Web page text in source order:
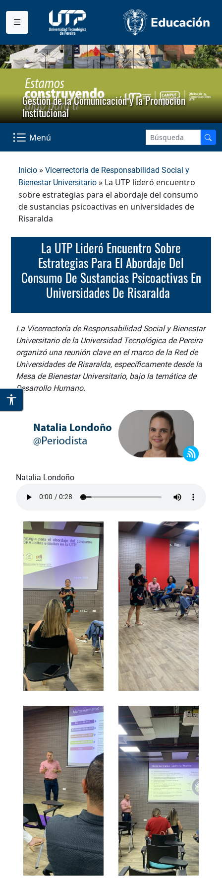
Gestión de la Comunicación y la Promoción
Institucional
Menú
Inicio » Vicerrectoria de Responsabilidad Social y
Bienestar Universitario » La UTP lideró encuentro
sobre estrategias para el abordaje del consumo
de sustancias psicoactivas en universidades de
Risaralda
La UTP Lideró Encuentro Sobre
Estrategias Para El Abordaje Del
Consumo De Sustancias Psicoactivas En
Universidades De Risaralda
La Vicerrectoría de Responsabilidad Social y Bienestar
Universitario de la Universidad Tecnológica de Pereira
organizó una reunión clave en el marco de la Red de
Universidades de Risaralda, específicamente desde la
Mesa de Bienestar Universitario, bajo la temática de
Desarrollo Humano.
Natalia Londoño